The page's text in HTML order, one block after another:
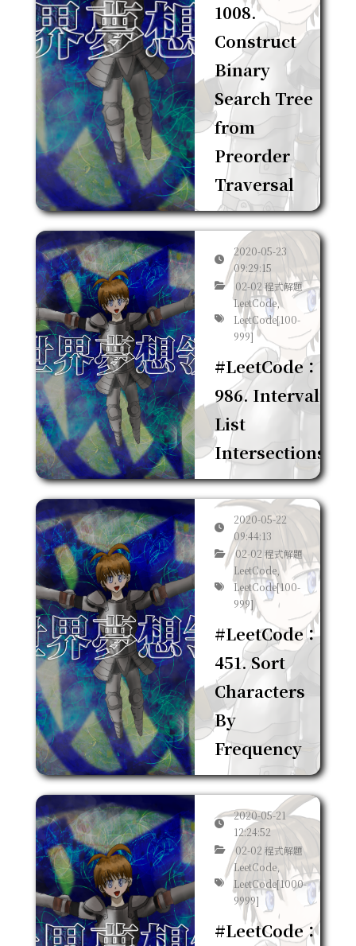
1008.
Construct
Binary
Search Tree
from
Preorder
Traversal
2020-05-23
09:29:15
02-02 程式解題
LeetCode,
LeetCode[100-
999]
#LeetCode：
986. Interval
List
Intersections
2020-05-22
09:44:13
02-02 程式解題
LeetCode,
LeetCode[100-
999]
#LeetCode：
451. Sort
Characters
By
Frequency
2020-05-21
12:24:52
02-02 程式解題
LeetCode,
LeetCode[1000-
9999]
#LeetCode：